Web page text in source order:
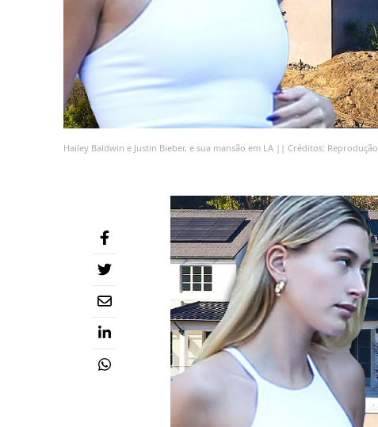
Hailey Baldwin e Justin Bieber, e sua mansão em LA || Créditos: Reprodução